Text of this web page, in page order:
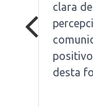
clara
desta